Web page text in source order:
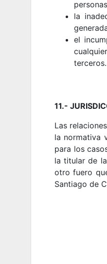
la
el
terceros.
11.-
Las
la normativa
para los
la titular de
otro fuero
Santiago de